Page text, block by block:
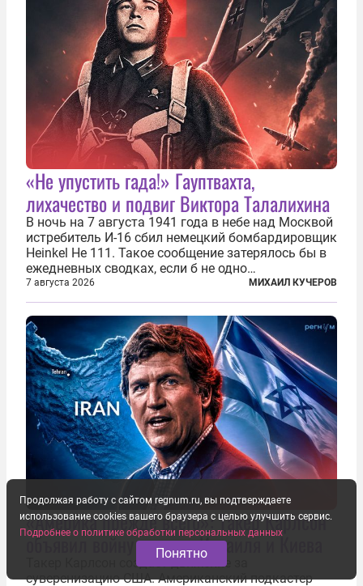
«Не упустить гада!» Гауптвахта,
лихачество и подвиг Виктора Талалихина
В ночь на 7 августа 1941 года в небе над Москвой
истребитель И-16 сбил немецкий бомбардировщик
Heinkel He 111. Такое сообщение затерялось бы в
ежедневных сводках, если б не одно
обстоятельство. Это был один из первых в
истории отечественной авиации ночных таранов.
У пилота — младшего лейтенанта...
7 августа 2026 МИХАИЛ КУЧЕРОВ
«Америка прежде всего»: Такер Карлсон
объявил войну агентам Израиля и Киева
Такер Карлсон создает движение за
суверенизацию США. Американский подкастер
Продолжая работу с сайтом regnum.ru, вы подтверждаете
использование cookies вашего браузера с целью улучшить сервис.
Подробнее о политике обработки персональных данных
Понятно